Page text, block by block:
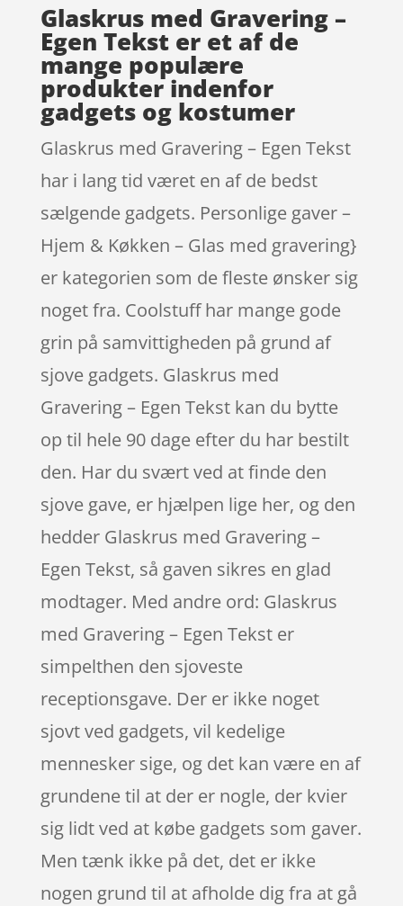
Glaskrus med Gravering –
Egen Tekst er et af de
mange populære
produkter indenfor
gadgets og kostumer
Glaskrus med Gravering – Egen Tekst
har i lang tid været en af de bedst
sælgende gadgets. Personlige gaver –
Hjem & Køkken – Glas med gravering}
er kategorien som de fleste ønsker sig
noget fra. Coolstuff har mange gode
grin på samvittigheden på grund af
sjove gadgets. Glaskrus med
Gravering – Egen Tekst kan du bytte
op til hele 90 dage efter du har bestilt
den. Har du svært ved at finde den
sjove gave, er hjælpen lige her, og den
hedder Glaskrus med Gravering –
Egen Tekst, så gaven sikres en glad
modtager. Med andre ord: Glaskrus
med Gravering – Egen Tekst er
simpelthen den sjoveste
receptionsgave. Der er ikke noget
sjovt ved gadgets, vil kedelige
mennesker sige, og det kan være en af
grundene til at der er nogle, der kvier
sig lidt ved at købe gadgets som gaver.
Men tænk ikke på det, det er ikke
nogen grund til at afholde dig fra at gå